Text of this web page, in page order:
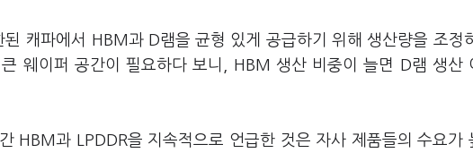
캐파에서 HBM과 D램을 균형 있게 공급하기 위해 생산량을 조정
웨이퍼 공간이 필요하다 보니, HBM 생산 비중이 늘면 D램 생산
HBM과 LPDDR을 지속적으로 언급한 것은 자사 제품들의 수요가